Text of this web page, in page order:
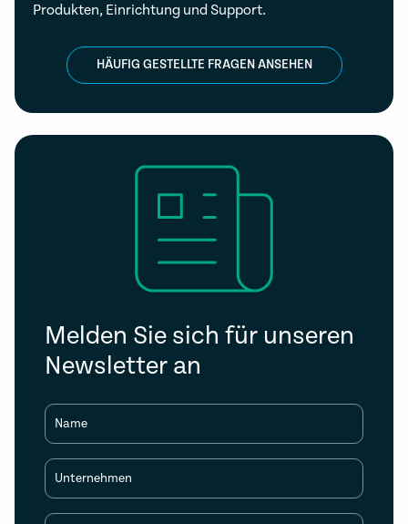
Produkten, Einrichtung und Support.
HÄUFIG GESTELLTE FRAGEN ANSEHEN
Melden Sie sich für unseren
Newsletter an
Name
Unternehmen